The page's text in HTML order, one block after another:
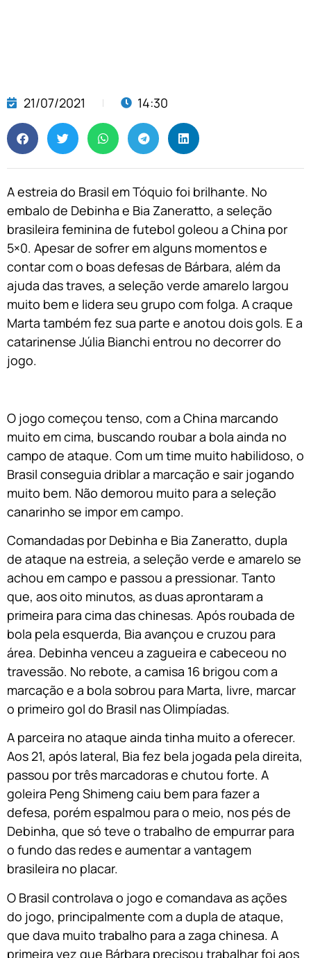
21/07/2021 14:30
A estreia do Brasil em Tóquio foi brilhante. No
embalo de Debinha e Bia Zaneratto, a seleção
brasileira feminina de futebol goleou a China por
5×0. Apesar de sofrer em alguns momentos e
contar com o boas defesas de Bárbara, além da
ajuda das traves, a seleção verde amarelo largou
muito bem e lidera seu grupo com folga. A craque
Marta também fez sua parte e anotou dois gols. E a
catarinense Júlia Bianchi entrou no decorrer do
jogo.
O jogo começou tenso, com a China marcando
muito em cima, buscando roubar a bola ainda no
campo de ataque. Com um time muito habilidoso, o
Brasil conseguia driblar a marcação e sair jogando
muito bem. Não demorou muito para a seleção
canarinho se impor em campo.
Comandadas por Debinha e Bia Zaneratto, dupla
de ataque na estreia, a seleção verde e amarelo se
achou em campo e passou a pressionar. Tanto
que, aos oito minutos, as duas aprontaram a
primeira para cima das chinesas. Após roubada de
bola pela esquerda, Bia avançou e cruzou para
área. Debinha venceu a zagueira e cabeceou no
travessão. No rebote, a camisa 16 brigou com a
marcação e a bola sobrou para Marta, livre, marcar
o primeiro gol do Brasil nas Olimpíadas.
A parceira no ataque ainda tinha muito a oferecer.
Aos 21, após lateral, Bia fez bela jogada pela direita,
passou por três marcadoras e chutou forte. A
goleira Peng Shimeng caiu bem para fazer a
defesa, porém espalmou para o meio, nos pés de
Debinha, que só teve o trabalho de empurrar para
o fundo das redes e aumentar a vantagem
brasileira no placar.
O Brasil controlava o jogo e comandava as ações
do jogo, principalmente com a dupla de ataque,
que dava muito trabalho para a zaga chinesa. A
primeira vez que Bárbara precisou trabalhar foi aos